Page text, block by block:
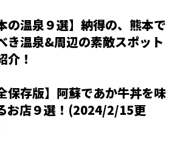
の温泉９選】納得の、熊本で
き温泉&周辺の素敵スポット
介！
保存版】阿蘇であか牛丼を味
お店９選！(2024/2/15更